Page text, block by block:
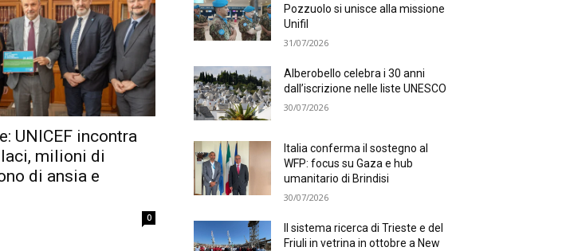
UNICEF incontra
milioni di
di ansia e
0
Pozzuolo si unisce alla missione
Unifil
31/07/2026
Alberobello celebra i 30 anni
dall’iscrizione nelle liste UNESCO
30/07/2026
Italia conferma il sostegno al
WFP: focus su Gaza e hub
umanitario di Brindisi
30/07/2026
Il sistema ricerca di Trieste e del
Friuli in vetrina in ottobre a New